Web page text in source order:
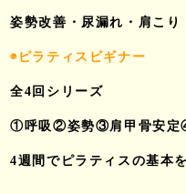
姿勢改善・尿漏れ・肩こ
◉ピラティスビギナー
全4回シリーズ
①呼吸②姿勢③肩甲骨安定
4週間でピラティスの基本